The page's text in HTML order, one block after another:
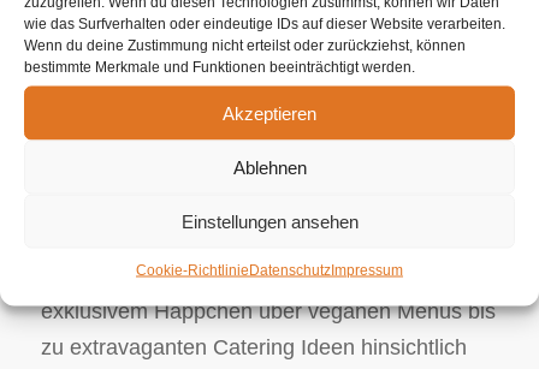
wie das Surfverhalten oder eindeutige IDs auf dieser Website verarbeiten.
Wenn du deine Zustimmung nicht erteilst oder zurückziehst, können
bestimmte Merkmale und Funktionen beeinträchtigt werden.
Akzeptieren
Ablehnen
Einstellungen ansehen
Cookie-RichtlinieDatenschutzImpressum
guten Anbietern. Wir als Ihr Caterer arrangieren
und planen Ihr bevorstehendes Event.
Ungeachtet dessen, ob es sich um ein
Ostercatering bzw. ein Firmenevent handelt, wir
sind vor Ort, um diese kulinarische Ersuchen
Handwerksgeschick umzusetzen. Dieses
umfangreiche Gourmet Angebot reicht von
exklusivem Häppchen über veganen Menüs bis
zu extravaganten Catering Ideen hinsichtlich